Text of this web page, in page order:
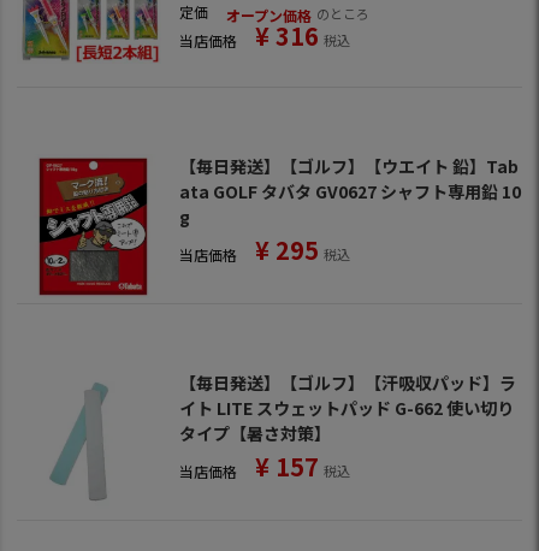
定価 オープン価格 のところ
当店価格 ¥316 税込
【毎日発送】【ゴルフ】【ウエイト 鉛】Tab
ata GOLF タバタ GV0627 シャフト専用鉛 10
g
当店価格 ¥ 295 税込
【毎日発送】【ゴルフ】【汗吸収パッド】ラ
イト LITE スウェットパッド G-662 使い切り
タイプ【暑さ対策】
当店価格 ¥ 157 税込